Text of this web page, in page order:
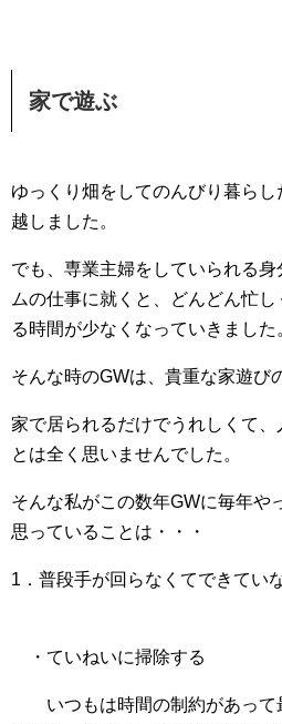
家で遊ぶ
ゆっくり畑をしてのんびり暮ら
越しました。
でも、専業主婦をしていられる
ムの仕事に就くと、どんどん忙
る時間が少なくなっていきました
そんな時のGWは、貴重な家遊び
家で居られるだけでうれしくて
とは全く思いませんでした。
そんな私がこの数年GWに毎年や
思っていることは・・・
1．普段手が回らなくてできてい
・ていねいに掃除する
いつもは時間の制約があって